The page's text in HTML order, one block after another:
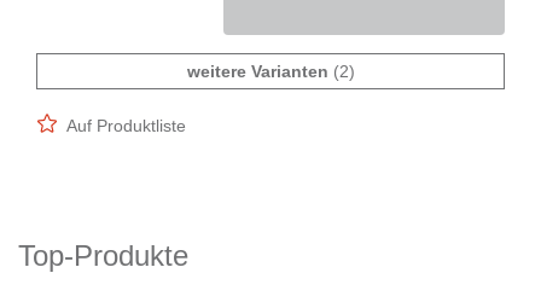
weitere Varianten (2)
Auf Produktliste
Top-Produkte